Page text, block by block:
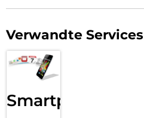
Verwandte Services
Smartphone